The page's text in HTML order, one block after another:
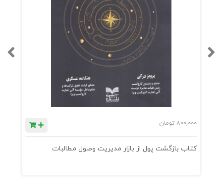
800,000 تومان
کتاب بازگشت پول از بازار مدیریت وصول مطالبات